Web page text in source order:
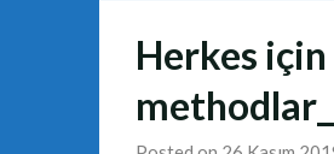
Herkes